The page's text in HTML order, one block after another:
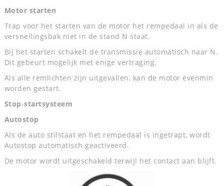
Motor starten
Trap voor het starten van de motor het rempedaal in als de
versnellingsbak niet in de stand N staat.
Bij het starten schakelt de transmissie automatisch naar N.
Dit gebeurt mogelijk met enige vertraging.
Als alle remlichten zijn uitgevallen, kan de motor evenmin
worden gestart.
Stop-startsysteem
Autostop
Als de auto stilstaat en het rempedaal is ingetrapt, wordt
Autostop automatisch geactiveerd.
De motor wordt uitgeschakeld terwijl het contact aan blijft.